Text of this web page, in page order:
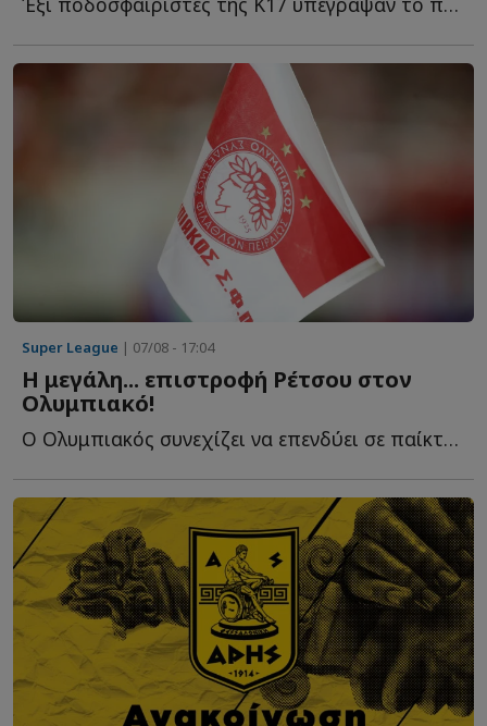
Super League | 07/08 - 17:04
Η μεγάλη... επιστροφή Ρέτσου στον
Ολυμπιακό!
Ο Ολυμπιακός συνεχίζει να επενδύει σε παίκτες που γνωρίζουν κ...